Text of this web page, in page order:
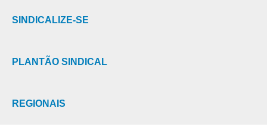
SINDICALIZE-SE
PLANTÃO SINDICAL
REGIONAIS